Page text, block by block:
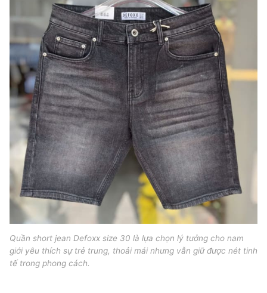
Quần short jean Defoxx size 30 là lựa chọn lý tưởng cho nam
giới yêu thích sự trẻ trung, thoải mái nhưng vẫn giữ được nét tinh
tế trong phong cách.